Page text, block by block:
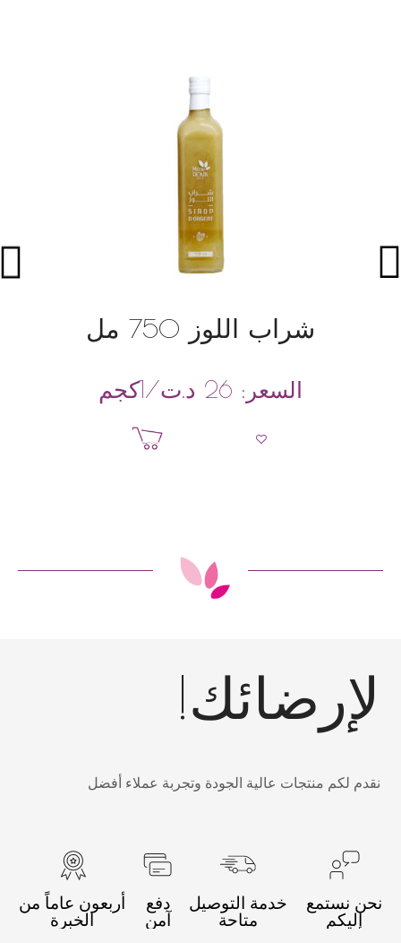
شراب اللوز 750 مل
السعر:26 د.ت/1كجم
إضافة إلى السلة
لكم منتجات عالية الجودة وتجربة عملاء أفضل
نستمع
إليكم
خدمة التوصيل
متاحة
دفع
آمن
أربعون عاماً من
الخبرة